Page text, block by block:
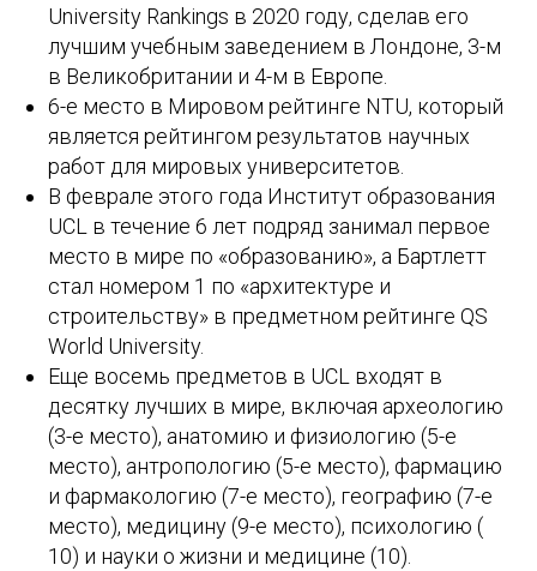
University Rankings в 2020 году, сделав его
лучшим учебным заведением в Лондоне, 3-м
в Великобритании и 4-м в Европе.
6-е место в Мировом рейтинге NTU, который
является рейтингом результатов научных
работ для мировых университетов.
В феврале этого года Институт образования
UCL в течение 6 лет подряд занимал первое
место в мире по «образованию», а Бартлетт
стал номером 1 по «архитектуре и
строительству» в предметном рейтинге QS
World University.
Еще восемь предметов в UCL входят в
десятку лучших в мире, включая археологию
(3-е место), анатомию и физиологию (5-е
место), антропологию (5-е место), фармацию
и фармакологию (7-е место), географию (7-е
место), медицину (9-е место), психологию (
10) и науки о жизни и медицине (10).